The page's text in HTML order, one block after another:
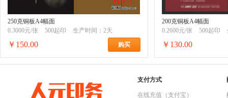
250克铜板A4幅面
0.3000元/张
500起印 生产时间：2天
￥150.00 购买
200克铜板A4幅面
0.2600元/张
500起印
￥130.00
支付方式
在线充值（支付宝）